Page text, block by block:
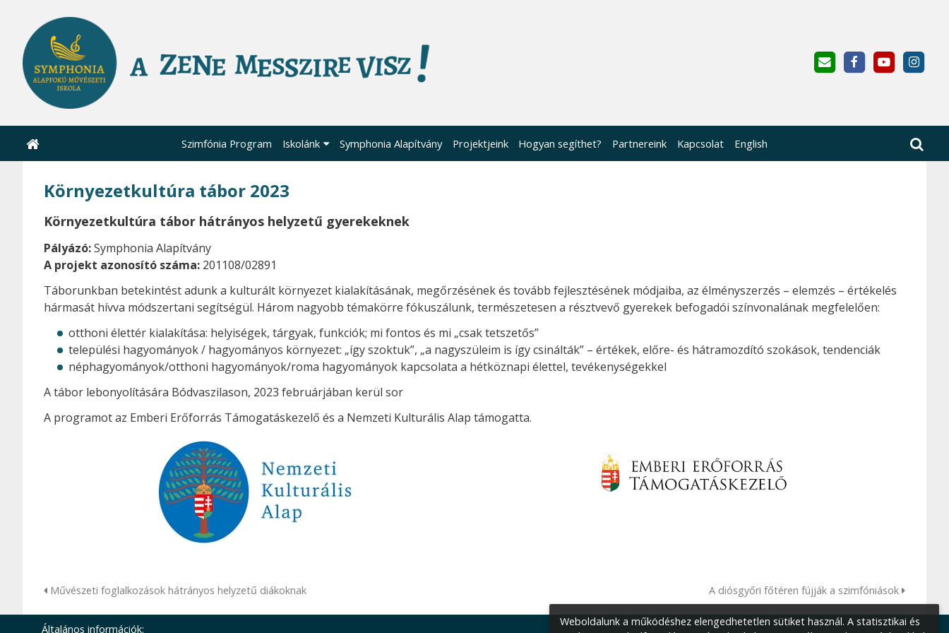
Szimfónia Program Iskolánk Symphonia Alapítvány Projektjeink Hogyan segíthet? Partnereink Kapcsolat English
Környezetkultúra tábor 2023
Környezetkultúra tábor hátrányos helyzetű gyerekeknek
Pályázó:Symphonia Alapítvány
A projekt azonosító száma: 201108/02891
Táborunkban betekintést adunk a kulturált környezet kialakításának, megőrzésének és tovább fejlesztésének módjaiba, az élményszerzés – elemzés – értékelés
hármasát hívva módszertani segítségül. Három nagyobb témakörre fókuszálunk, természetesen a résztvevő gyerekek befogadói színvonalának megfelelően:
otthoni élettér kialakítása: helyiségek, tárgyak, funkciók; mi fontos és mi „csak tetszetős”
települési hagyományok / hagyományos környezet: „így szoktuk”, „a nagyszüleim is így csinálták” – értékek, előre- és hátramozdító szokások, tendenciák
néphagyományok/otthoni hagyományok/roma hagyományok kapcsolata a hétköznapi élettel, tevékenységekkel
A tábor lebonyolítására Bódvaszilason, 2023 februárjában kerül sor
A programot az Emberi Erőforrás Támogatáskezelő és a Nemzeti Kulturális Alap támogatta.
Művészeti foglalkozások hátrányos helyzetű diákoknak A diósgyőri főtéren fújják a szimfóniások
Általános információk:
Weboldalunk a működéshez elengedhetetlen sütiket használ. A statisztikai és